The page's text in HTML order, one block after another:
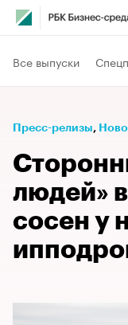
Все выпуски
Пресс-релизы⁠,
людей»
сосен у